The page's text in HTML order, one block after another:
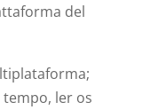
del
tempo, ler os